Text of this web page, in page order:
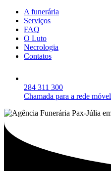
A funerária
Serviços
FAQ
O Luto
Necrologia
Contatos
284 311 300
Chamada para a rede móvel